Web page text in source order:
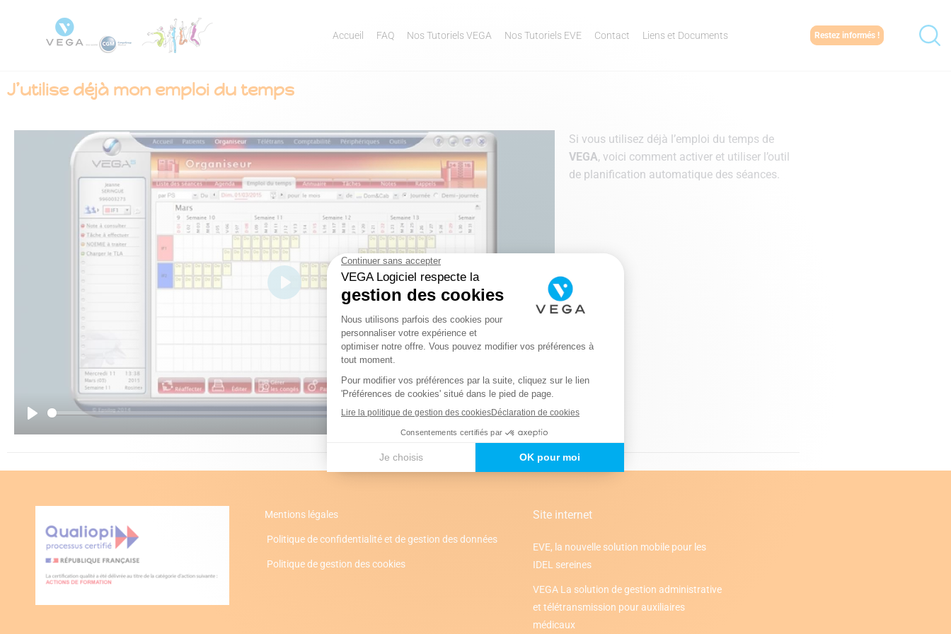
Accueil FAQ Nos Tutoriels VEGA Nos Tutoriels EVE Contact Liens et Documents Restez informés !
J’utilise déjà mon emploi du temps
01:58
Mute Settings
Enter
Play
Si vous utilisez déjà l’emploi du temps de
VEGA, voici comment activer et utiliser l’outil
de planification automatique des séances.
Mentions légales
Politique de confidentialité et de gestion des données
Politique de gestion des cookies
Site internet
EVE, la nouvelle solution mobile pour les
IDEL sereines
VEGA La solution de gestion administrative
et télétransmission pour auxiliaires
médicaux